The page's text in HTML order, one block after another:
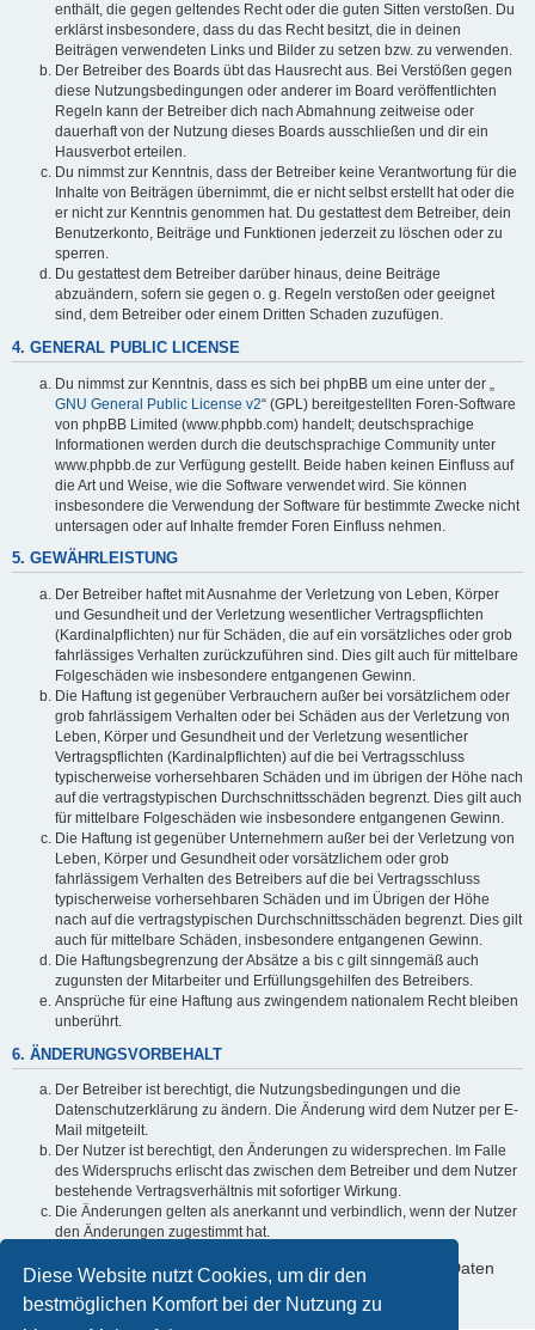
Diese Website nutzt Cookies, um dir den
bestmöglichen Komfort bei der Nutzung zu
enthält, die gegen geltendes Recht oder die guten Sitten verstoßen. Du
erklärst insbesondere, dass du das Recht besitzt, die in deinen
Beiträgen verwendeten Links und Bilder zu setzen bzw. zu verwenden.
Der Betreiber des Boards übt das Hausrecht aus. Bei Verstößen gegen
diese Nutzungsbedingungen oder anderer im Board veröffentlichten
Regeln kann der Betreiber dich nach Abmahnung zeitweise oder
dauerhaft von der Nutzung dieses Boards ausschließen und dir ein
Hausverbot erteilen.
Du nimmst zur Kenntnis, dass der Betreiber keine Verantwortung für die
Inhalte von Beiträgen übernimmt, die er nicht selbst erstellt hat oder die
er nicht zur Kenntnis genommen hat. Du gestattest dem Betreiber, dein
Benutzerkonto, Beiträge und Funktionen jederzeit zu löschen oder zu
sperren.
Du gestattest dem Betreiber darüber hinaus, deine Beiträge
abzuändern, sofern sie gegen o. g. Regeln verstoßen oder geeignet
sind, dem Betreiber oder einem Dritten Schaden zuzufügen.
4. GENERAL PUBLIC LICENSE
Du nimmst zur Kenntnis, dass es sich bei phpBB um eine unter der „
GNU General Public License v2“ (GPL) bereitgestellten Foren-Software
von phpBB Limited (www.phpbb.com) handelt; deutschsprachige
Informationen werden durch die deutschsprachige Community unter
www.phpbb.de zur Verfügung gestellt. Beide haben keinen Einfluss auf
die Art und Weise, wie die Software verwendet wird. Sie können
insbesondere die Verwendung der Software für bestimmte Zwecke nicht
untersagen oder auf Inhalte fremder Foren Einfluss nehmen.
5. GEWÄHRLEISTUNG
Der Betreiber haftet mit Ausnahme der Verletzung von Leben, Körper
und Gesundheit und der Verletzung wesentlicher Vertragspflichten
(Kardinalpflichten) nur für Schäden, die auf ein vorsätzliches oder grob
fahrlässiges Verhalten zurückzuführen sind. Dies gilt auch für mittelbare
Folgeschäden wie insbesondere entgangenen Gewinn.
Die Haftung ist gegenüber Verbrauchern außer bei vorsätzlichem oder
grob fahrlässigem Verhalten oder bei Schäden aus der Verletzung von
Leben, Körper und Gesundheit und der Verletzung wesentlicher
Vertragspflichten (Kardinalpflichten) auf die bei Vertragsschluss
typischerweise vorhersehbaren Schäden und im übrigen der Höhe nach
auf die vertragstypischen Durchschnittsschäden begrenzt. Dies gilt auch
für mittelbare Folgeschäden wie insbesondere entgangenen Gewinn.
Die Haftung ist gegenüber Unternehmern außer bei der Verletzung von
Leben, Körper und Gesundheit oder vorsätzlichem oder grob
fahrlässigem Verhalten des Betreibers auf die bei Vertragsschluss
typischerweise vorhersehbaren Schäden und im Übrigen der Höhe
nach auf die vertragstypischen Durchschnittsschäden begrenzt. Dies gilt
auch für mittelbare Schäden, insbesondere entgangenen Gewinn.
Die Haftungsbegrenzung der Absätze a bis c gilt sinngemäß auch
zugunsten der Mitarbeiter und Erfüllungsgehilfen des Betreibers.
Ansprüche für eine Haftung aus zwingendem nationalem Recht bleiben
unberührt.
6. ÄNDERUNGSVORBEHALT
Der Betreiber ist berechtigt, die Nutzungsbedingungen und die
Datenschutzerklärung zu ändern. Die Änderung wird dem Nutzer per E-
Mail mitgeteilt.
Der Nutzer ist berechtigt, den Änderungen zu widersprechen. Im Falle
des Widerspruchs erlischt das zwischen dem Betreiber und dem Nutzer
bestehende Vertragsverhältnis mit sofortiger Wirkung.
Die Änderungen gelten als anerkannt und verbindlich, wenn der Nutzer
den Änderungen zugestimmt hat.
Informationen über den Umgang mit deinen persönlichen Daten
sind in der Datenschutzerklärung enthalten.